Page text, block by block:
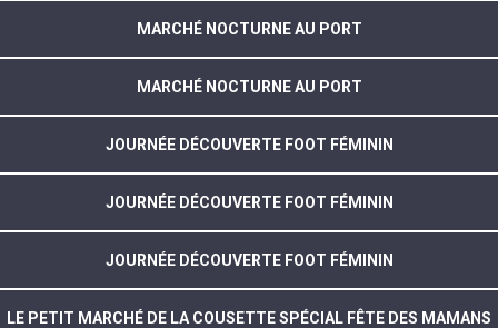
MARCHÉ NOCTURNE AU PORT
MARCHÉ NOCTURNE AU PORT
JOURNÉE DÉCOUVERTE FOOT FÉMININ
JOURNÉE DÉCOUVERTE FOOT FÉMININ
JOURNÉE DÉCOUVERTE FOOT FÉMININ
LE PETIT MARCHÉ DE LA COUSETTE SPÉCIAL FÊTE DES MAMANS